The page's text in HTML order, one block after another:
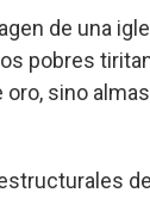
de una
pobres
sino